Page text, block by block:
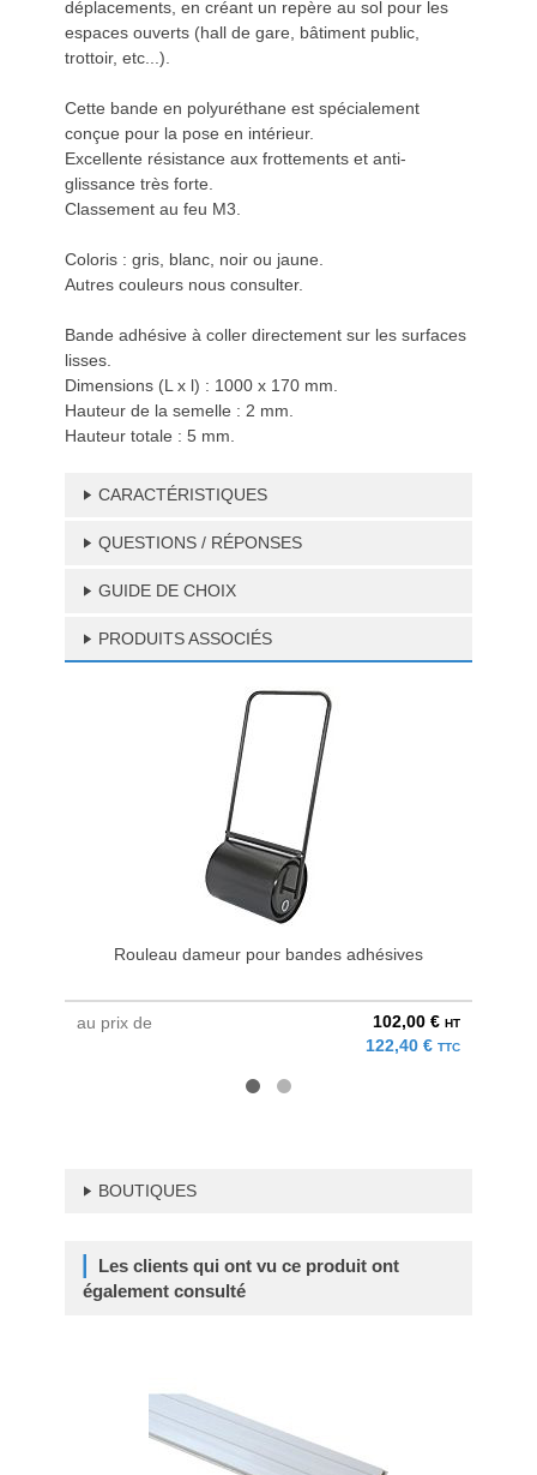
déplacements, en créant un repère au sol pour les
espaces ouverts (hall de gare, bâtiment public,
trottoir, etc...).
Cette bande en polyuréthane est spécialement
conçue pour la pose en intérieur.
Excellente résistance aux frottements et anti-
glissance très forte.
Classement au feu M3.
Coloris : gris, blanc, noir ou jaune.
Autres couleurs nous consulter.
Bande adhésive à coller directement sur les surfaces
lisses.
Dimensions (L x l) : 1000 x 170 mm.
Hauteur de la semelle : 2 mm.
Hauteur totale : 5 mm.
CARACTÉRISTIQUES
QUESTIONS / RÉPONSES
GUIDE DE CHOIX
PRODUITS ASSOCIÉS
Rouleau dameur pour bandes adhésives
au prix de 102,00 € HT
122,40 € TTC
BOUTIQUES
Les clients qui ont vu ce produit ont
également consulté